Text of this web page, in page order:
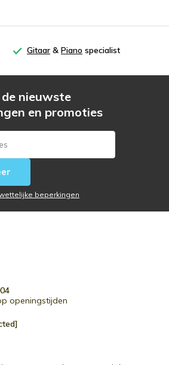
Gitaar & Piano specialist
nieuwste
en promoties
beperkingen
openingstijden